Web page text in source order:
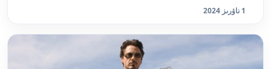
1 ناۋرىز 2024